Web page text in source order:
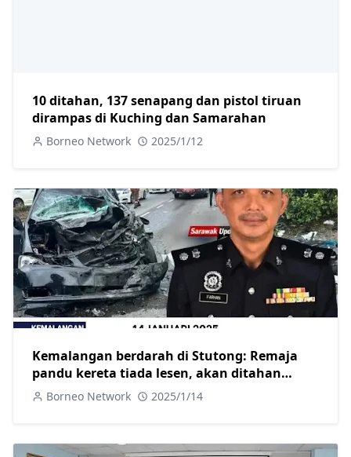
10 ditahan, 137 senapang dan pistol tiruan
dirampas di Kuching dan Samarahan
Borneo Network 2025/1/12
Kemalangan berdarah di Stutong: Remaja
pandu kereta tiada lesen, akan ditahan
selepas dirawat
Borneo Network 2025/1/14